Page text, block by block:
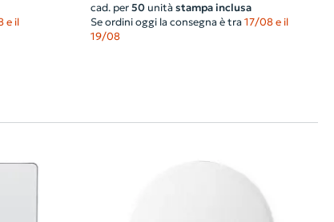
e il
cad. per 50unità stampa inclusa
Se ordini oggi la consegna è tra 17/08 e il
19/08